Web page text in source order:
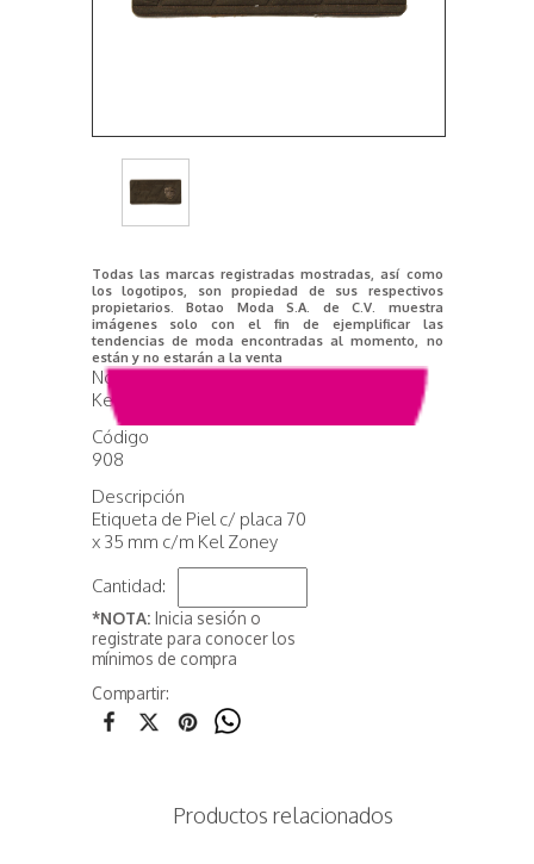
Todas las marcas registradas mostradas, así como
los logotipos, son propiedad de sus respectivos
propietarios. Botao Moda S.A. de C.V. muestra
imágenes solo con el fin de ejemplificar las
tendencias de moda encontradas al momento, no
están y no estarán a la venta
Nombre del producto
Kel Zoney
Código
908
Descripción
Etiqueta de Piel c/ placa 70
x 35 mm c/m Kel Zoney
Cantidad:
*NOTA: Inicia sesión o
registrate para conocer los
mínimos de compra
Compartir:
Productos relacionados